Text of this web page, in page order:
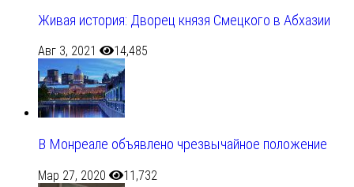
Живая история: Дворец князя Смецкого в Абхазии
Авг 3, 2021 14,485
В Монреале объявлено чрезвычайное положение
Мар 27, 2020 11,732